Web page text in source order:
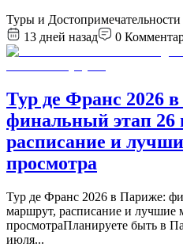
Туры и Достопримечательности
13 дней назад
0
Тур де Франс 2026
финальный этап 26
расписание и
просмотра
Тур де Франс 2026 в Париже:
маршрут, расписание и лучшие
просмотраПланируете быть в
июля...